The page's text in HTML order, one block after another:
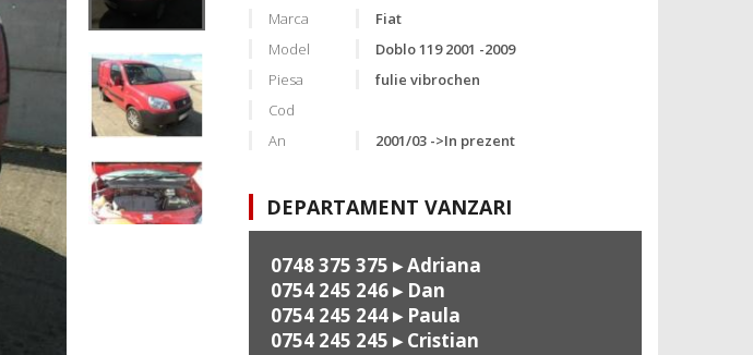
Marca
Fiat
Model
Doblo 119 2001 -2009
Piesa
fulie vibrochen
Cod
An
2001/03 ->In prezent
DEPARTAMENT VANZARI
0748 375 375 ▸ Adriana
0754 245 246▸ Dan
0754 245 244▸ Paula
0754 245 245 ▸ Cristian